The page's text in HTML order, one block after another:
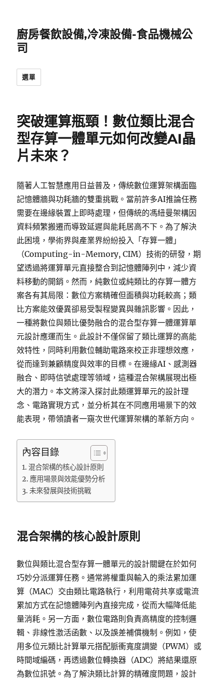
廚房餐飲設備,冷凍設備-食品機械公
司
選單
突破運算瓶頸！數位類比混合
型存算一體單元如何改變AI晶
片未來？
隨著人工智慧應用日益普及，傳統數位運算架構面臨
記憶體牆與功耗牆的雙重挑戰。當前許多AI推論任務
需要在邊緣裝置上即時處理，但傳統的馮紐曼架構因
資料頻繁搬遷而導致延遲與能耗居高不下。為了解決
此困境，學術界與產業界紛紛投入「存算一體」
（Computing-in-Memory, CIM）技術的研發，期
望透過將運算單元直接整合到記憶體陣列中，減少資
料移動的開銷。然而，純數位或純類比的存算一體方
案各有其局限：數位方案精確但面積與功耗較高；類
比方案能效優異卻易受製程變異與雜訊影響。因此，
一種將數位與類比優勢融合的混合型存算一體運算單
元設計應運而生。此設計不僅保留了類比運算的高能
效特性，同時利用數位輔助電路來校正非理想效應，
從而達到兼顧精度與效率的目標。在邊緣AI、感測器
融合、即時信號處理等領域，這種混合架構展現出極
大的潛力。本文將深入探討此類運算單元的設計理
念、電路實現方式，並分析其在不同應用場景下的效
能表現，帶領讀者一窺次世代運算架構的革新方向。
內容目錄
混合架構的核心設計原則
應用場景與效能優勢分析
未來發展與技術挑戰
混合架構的核心設計原則
數位與類比混合型存算一體單元的設計關鍵在於如何
巧妙分派運算任務。通常將權重與輸入的乘法累加運
算（MAC）交由類比電路執行，利用電荷共享或電流
累加方式在記憶體陣列內直接完成，從而大幅降低能
量消耗。另一方面，數位電路則負責高精度的控制邏
輯、非線性激活函數、以及誤差補償機制。例如，使
用多位元類比計算單元搭配脈衝寬度調變（PWM）或
時間域編碼，再透過數位轉換器（ADC）將結果還原
為數位訊號。為了解決類比計算的精確度問題，設計